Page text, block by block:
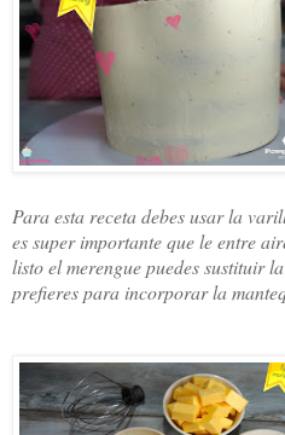
Para esta receta debes usar la
es super importante que le entre
listo el merengue puedes sustituir
prefieres para incorporar la